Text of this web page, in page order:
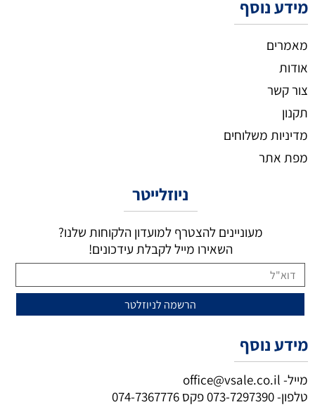
מידע נוסף
מאמרים
אודות
צור קשר
תקנון
מדיניות משלוחים
מפת אתר
ניוזלייטר
מעוניינים להצטרף למועדון הלקוחות שלנו?
השאירו מייל לקבלת עידכונים!
מידע נוסף
מייל- office@vsale.co.il
טלפון-073-7297390פקס 074-7367776